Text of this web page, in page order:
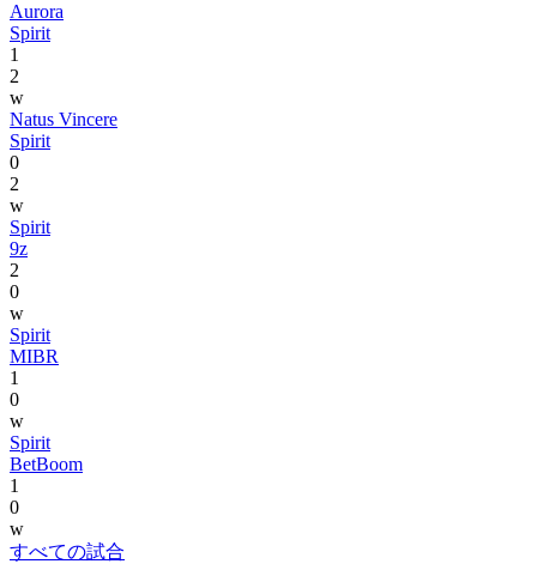
Aurora
Spirit
1
2
w
Natus Vincere
Spirit
0
2
w
Spirit
9z
2
0
w
Spirit
MIBR
1
0
w
Spirit
BetBoom
1
0
w
すべての試合